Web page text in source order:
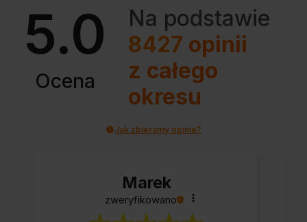
5.0
Ocena
Na podstawie
8427 opinii
z całego
okresu
Jak zbieramy opinie?
Marek
zweryfikowano